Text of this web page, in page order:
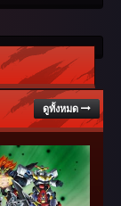
ดูทั้งหมด